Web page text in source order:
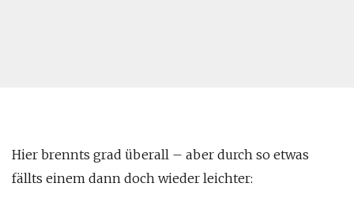
Hier brennts grad überall – aber durch so etwas
fällts einem dann doch wieder leichter: